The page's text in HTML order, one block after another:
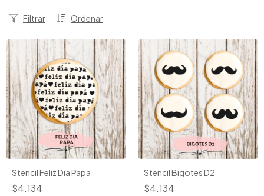
Ordenar
Filtrar
Stencil Feliz Dia Papa
$4.134
Stencil Bigotes D2
$4.134